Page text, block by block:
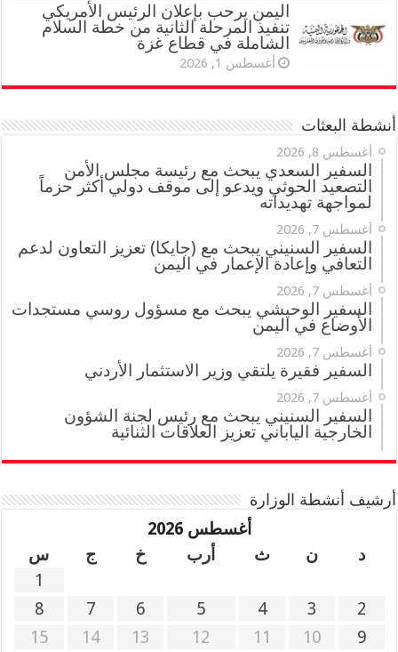
اليمن يرحب بإعلان الرئيس الأمريكي
تنفيذ المرحلة الثانية من خطة السلام
الشاملة في قطاع غزة
أغسطس 1, 2026
أنشطة البعثات
أغسطس 8, 2026
السفير السعدي يبحث مع رئيسة مجلس الأمن
التصعيد الحوثي ويدعو إلى موقف دولي أكثر حزماً
لمواجهة تهديداته
أغسطس 7, 2026
السفير السنيني يبحث مع (جايكا) تعزيز التعاون لدعم
التعافي وإعادة الإعمار في اليمن
أغسطس 7, 2026
السفير الوحيشي يبحث مع مسؤول روسي مستجدات
الأوضاع في اليمن
أغسطس 7, 2026
السفير فقيرة يلتقي وزير الاستثمار الأردني
أغسطس 7, 2026
السفير السنيني يبحث مع رئيس لجنة الشؤون
الخارجية الياباني تعزيز العلاقات الثنائية
أرشيف أنشطة الوزارة
أغسطس 2026
د
ن ث أرب خ ج
س
1
2
3
4
5
6
7
8
9
10
11
12
13
14
15